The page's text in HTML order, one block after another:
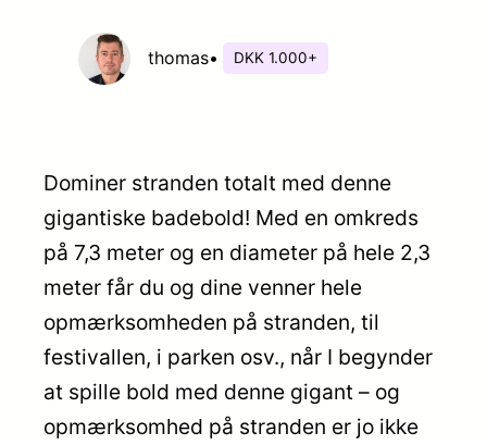
thomas• DKK 1.000+
Dominer stranden totalt med denne
gigantiske badebold! Med en omkreds
på 7,3 meter og en diameter på hele 2,3
meter får du og dine venner hele
opmærksomheden på stranden, til
festivallen, i parken osv., når I begynder
at spille bold med denne gigant – og
opmærksomhed på stranden er jo ikke